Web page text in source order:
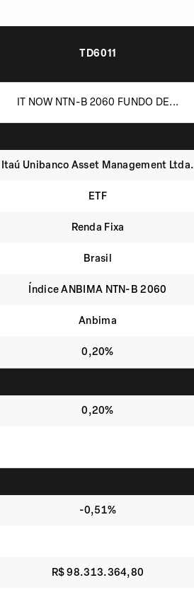
TD6011
IT NOW NTN-B 2060 FUNDO DE...
Itaú Unibanco Asset Management Ltda.
ETF
Renda Fixa
Brasil
Índice ANBIMA NTN-B 2060
Anbima
0,20%
0,20%
-0,51%
R$ 98.313.364,80